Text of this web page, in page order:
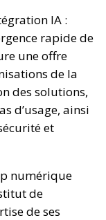
IA :
rapide de
une offre
de la
des solutions,
d’usage, ainsi
et
numérique
de
de ses